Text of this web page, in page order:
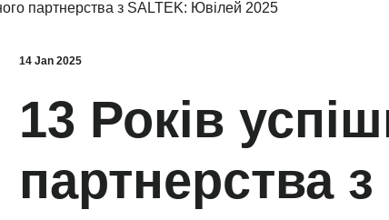
14 Jan 2025
13 Років
партнерства